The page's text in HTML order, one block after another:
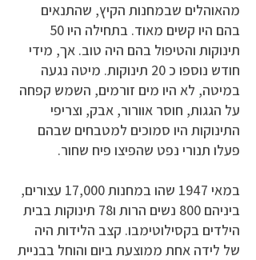
מהאוהלים שבמחנות הקיץ, שהתנאים
בהם היו קשים מאוד. בתחילה היו 50
תינוקות והטיפול בהם היה טוב. אך, מידי
חודש נוספו כ 20 תינוקות. מיטה נגעה
במיטה, לא היו מים זורמים, השמש קפחה
על הגגות, חוסר אוורור, אבק, וצריפי
התינוקות היו סמוכים למטבחים שבהם
פעלו תנורי נפט שהפיצו פיח שחור.
במאי 1947 שהו במחנות 17,000 עצורים,
ביניהם 800 נשים הרות ו78 תינוקות בבית
הילדים בקסילוטימבו. קצב הלידות היה
של לידה אחת ממוצעת ביום והוחל בבניית